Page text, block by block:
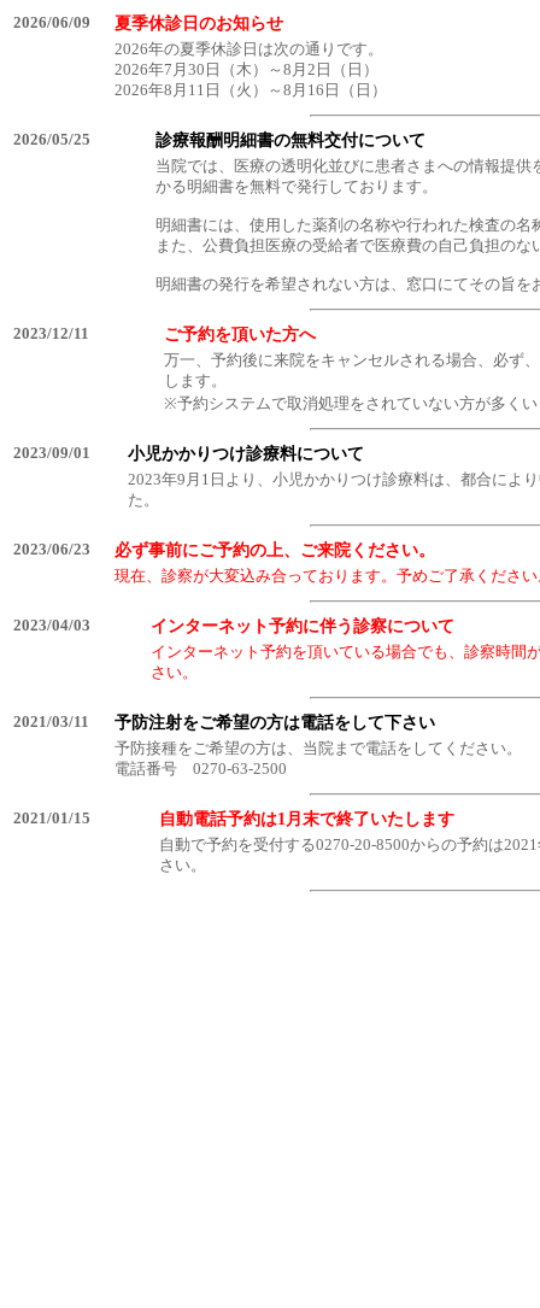
2026/06/09 夏季休診日のお知らせ
2026年の夏季休診日は次の通りです。
2026年7月30日（木）～8月2日（日）
2026年8月11日（火）～8月16日（日）
2026/05/25 診療報酬明細書の無料交付について
当院では、医療の透明化並びに患者さまへの情報提
かる明細書を無料で発行しております。
明細書には、使用した薬剤の名称や行われた検査の名
また、公費負担医療の受給者で医療費の自己負担の
明細書の発行を希望されない方は、窓口にてその旨を
2023/12/11 ご予約を頂いた方へ
万一、予約後に来院をキャンセルされる場合、必ず
します。
※予約システムで取消処理をされていない方が多く
2023/09/01 小児かかりつけ診療料について
2023年9月1日より、小児かかりつけ診療料は、都合によ
た。
2023/06/23 必ず事前にご予約の上、ご来院ください。
現在、診察が大変込み合っております。予めご了承くださ
2023/04/03 インターネット予約に伴う診察について
インターネット予約を頂いている場合でも、診察時間
さい。
2021/03/11 予防注射をご希望の方は電話をして下さい
予防接種をご希望の方は、当院まで電話をしてください。
電話番号 0270-63-2500
2021/01/15 自動電話予約は1月末で終了いたします
自動で予約を受付する0270-20-8500からの予約は
さい。